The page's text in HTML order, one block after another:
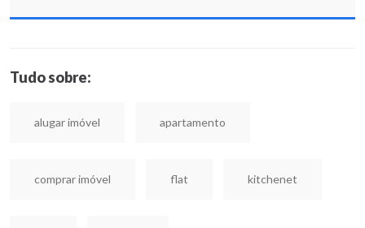
Tudo sobre:
alugar imóvel apartamento
comprar imóvel flat kitchenet